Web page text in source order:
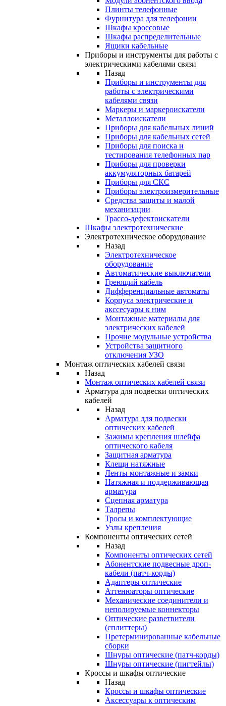
Плинты телефонные
Фурнитура для телефонии
Шкафы кроссовые
Шкафы распределительные
Ящики кабельные
Приборы и инструменты для работы с
электрическими кабелями связи
Назад
Приборы и инструменты для
работы с электрическими
кабелями связи
Маркеры и маркероискатели
Металлоискатели
Приборы для кабельных линий
Приборы для кабельных сетей
Приборы для поиска и
тестирования телефонных пар
Приборы для проверки
аккумуляторных батарей
Приборы для СКС
Приборы электроизмерительные
Средства защиты и малой
механизации
Трассо-дефектоискатели
Шкафы электротехнические
Электротехническое оборудование
Назад
Электротехническое
оборудование
Автоматические выключатели
Греющий кабель
Дифференциальные автоматы
Корпуса электрические и
акссесуары к ним
Монтажные материалы для
электрических кабелей
Прочие модульные устройства
Устройства защитного
отключения УЗО
Монтаж оптических кабелей связи
Назад
Монтаж оптических кабелей связи
Арматура для подвески оптических
кабелей
Назад
Арматура для подвески
оптических кабелей
Зажимы крепления шлейфа
оптического кабеля
Защитная арматура
Клещи натяжные
Ленты монтажные и замки
Натяжная и поддерживающая
арматура
Сцепная арматура
Талрепы
Тросы и комплектующие
Узлы крепления
Компоненты оптических сетей
Назад
Компоненты оптических сетей
Абонентские подвесные дроп-
кабели (патч-корды)
Адаптеры оптические
Аттенюаторы оптические
Механические соединители и
неполируемые коннекторы
Оптические разветвители
(сплиттеры)
Претерминированные кабельные
сборки
Шнуры оптические (патч-корды)
Шнуры оптические (пигтейлы)
Кроссы и шкафы оптические
Назад
Кроссы и шкафы оптические
Аксессуары к оптическим